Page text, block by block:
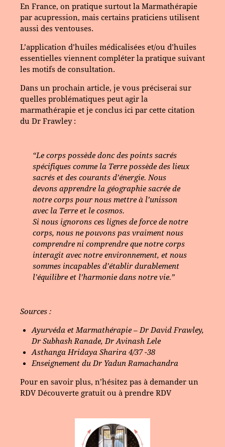
En France, on pratique surtout la Marmathérapie
par acupression, mais certains praticiens utilisent
aussi des ventouses.
L’application d’huiles médicalisées et/ou d’huiles
essentielles viennent compléter la pratique suivant
les motifs de consultation.
Dans un prochain article, je vous préciserai sur
quelles problématiques peut agir la
marmathérapie et je conclus ici par cette citation
du Dr Frawley :
“Le corps possède donc des points sacrés
spécifiques comme la Terre possède des lieux
sacrés et des courants d’énergie. Nous
devons apprendre la géographie sacrée de
notre corps pour nous mettre à l’unisson
avec la Terre et le cosmos.
Si nous ignorons ces lignes de force de notre
corps, nous ne pouvons pas vraiment nous
comprendre ni comprendre que notre corps
interagit avec notre environnement, et nous
sommes incapables d’établir durablement
l’équilibre et l’harmonie dans notre vie.”
Sources :
Ayurvéda et Marmathérapie – Dr David Frawley,
Dr Subhash Ranade, Dr Avinash Lele
Asthanga Hridaya Sharira 4/37 -38
Enseignement du Dr Yadun Ramachandra
Pour en savoir plus, n’hésitez pas à demander un
RDV Découverte gratuit ou à prendre RDV